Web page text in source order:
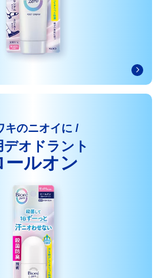
キのニオイに /
デオドラント
ールオン